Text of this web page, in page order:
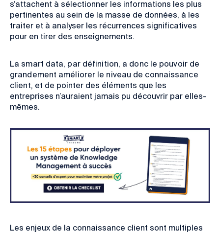
s’attachent à sélectionner les informations les plus
pertinentes au sein de la masse de données, à les
traiter et à analyser les récurrences significatives
pour en tirer des enseignements.
La smart data, par définition, a donc le pouvoir de
grandement améliorer le niveau de connaissance
client, et de pointer des éléments que les
entreprises n’auraient jamais pu découvrir par elles-
mêmes.
Les enjeux de la connaissance client sont multiples